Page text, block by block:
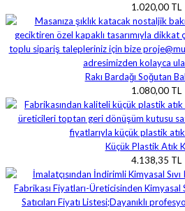
1.020,00 TL
Rakı Bardağı Soğutan
1.080,00 TL
Küçük Plastik Atık
4.138,35 TL